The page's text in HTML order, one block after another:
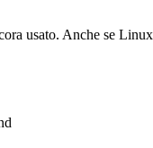
usato. Anche se